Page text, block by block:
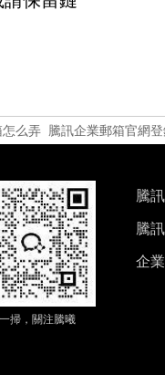
么弄 騰訊企業郵箱官網
掃，關注騰曦
騰
騰
企